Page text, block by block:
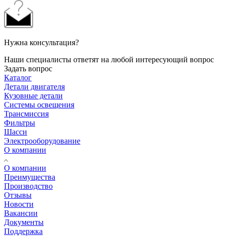
Нужна консультация?
Наши специалисты ответят на любой интересующий вопрос
Задать вопрос
Каталог
Детали двигателя
Кузовные детали
Системы освещения
Трансмиссия
Фильтры
Шасси
Электрооборудование
О компании
О компании
Преимущества
Производство
Отзывы
Новости
Вакансии
Документы
Поддержка